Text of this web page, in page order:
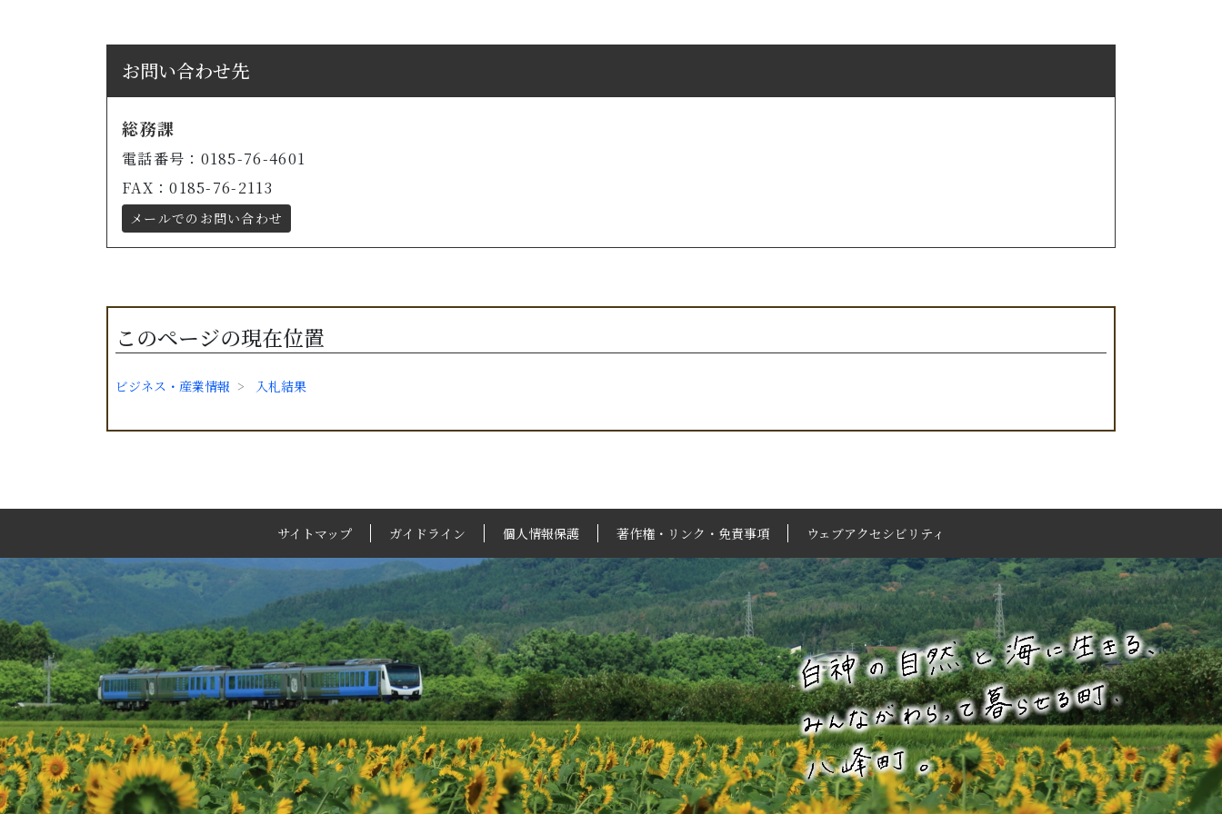
お問い合わせ先
総務課
電話番号：0185-76-4601
FAX：0185-76-2113
メールでのお問い合わせ
このページの現在位置
ビジネス・産業情報 入札結果
サイトマップ ガイドライン 個人情報保護 著作権・リンク・免責事項 ウェブアクセシビリティ